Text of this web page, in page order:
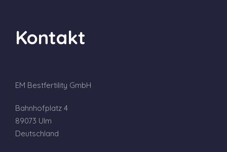
Kontakt
EM Bestfertility GmbH
Bahnhofplatz 4
89073 Ulm
Deutschland